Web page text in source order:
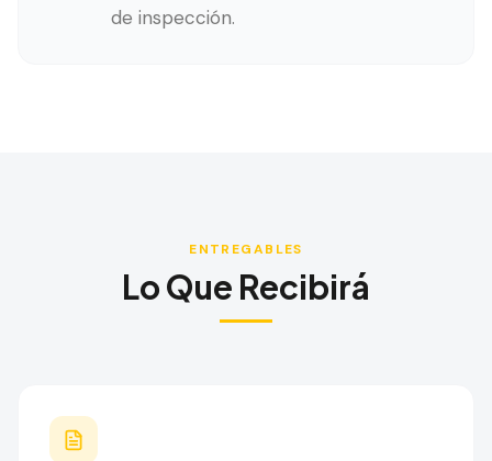
de inspección.
ENTREGABLES
Lo Que Recibirá